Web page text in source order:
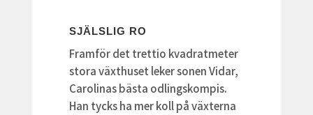
SJÄLSLIG RO
Framför det trettio kvadratmeter
stora växthuset leker sonen Vidar,
Carolinas bästa odlingskompis.
Han tycks ha mer koll på växterna